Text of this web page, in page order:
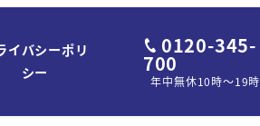
イバシーポリ
シー
0120-345-
700
年中無休10時～19時